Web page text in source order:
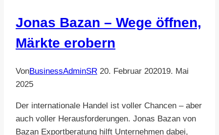
Jonas Bazan – Wege öffnen,
Märkte erobern
VonBusinessAdminSR 20. Februar 202019. Mai
2025
Der internationale Handel ist voller Chancen – aber
auch voller Herausforderungen. Jonas Bazan von
Bazan Exportberatung hilft Unternehmen dabei,